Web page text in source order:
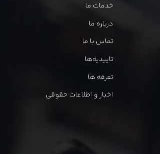
خدمات ما
درباره ما
تماس با ما
تاییدیه‌ها
تعرفه ها
اخبار و اطلاعات حقوقی